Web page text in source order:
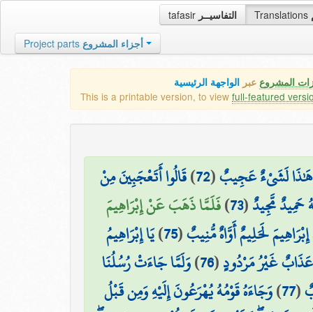
tafasir التفاسيــر Translations
Project parts أجزاء المشروع
المشروع عبر الواجهة الرئيسية
This is a printable version, to view full-featured
هَٰذَا لَشَيْءٌ عَجِيبٌ(
72
)قَالُوا أَتَعْجَبِينَ مِنْ
حَمِيدٌ مَّجِيدٌ(
73
)فَلَمَّا ذَهَبَ عَنْ إِبْرَاهِيمَ
لَحَلِيمٌ أَوَّاهٌ مُّنِيبٌ(
75
)يَا إِبْرَاهِيمُ
غَيْرُ مَرْدُودٍ(
76
)وَلَمَّا جَاءَتْ رُسُلُنَا
(
77
)وَجَاءَهُ قَوْمُهُ يُهْرَعُونَ إِلَيْهِ وَمِن قَبْلُ